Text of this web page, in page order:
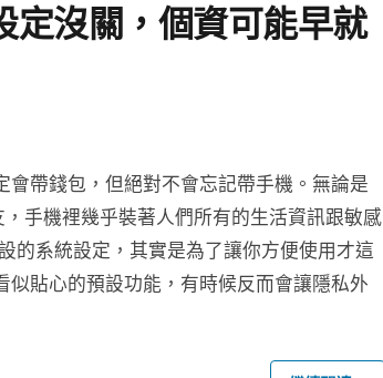
定沒關，個資可能早就
帶錢包，但絕對不會忘記帶手機。無論是
手機裡幾乎裝著人們所有的生活資訊跟敏感
的系統設定，其實是為了讓你方便使用才這
貼心的預設功能，有時候反而會讓隱私外